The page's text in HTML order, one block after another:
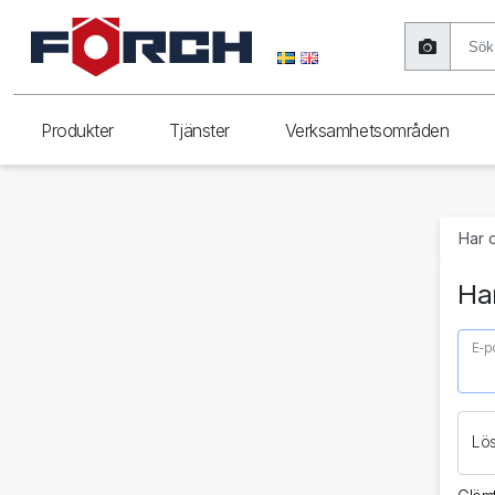
Produkter Tjänster Verksamhetsområden
Har
E-